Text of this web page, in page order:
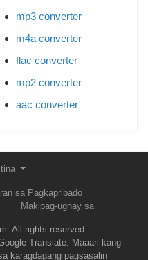
mp3 converter
m4a converter
flac converter
mp2 converter
aac converter
sa Pagkapribado
Makipag-ugnay sa
All rights reserved.
Translate. Maaari kang
karagdagang pagsasalin